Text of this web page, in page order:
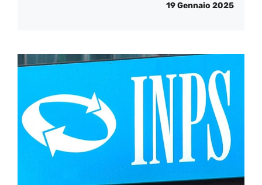
19 Gennaio 2025